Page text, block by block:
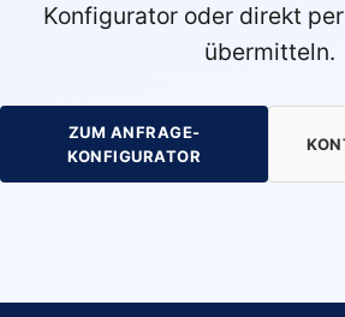
Konfigurator oder direkt
übermitteln.
ZUM ANFRAGE-
KONFIGURATOR